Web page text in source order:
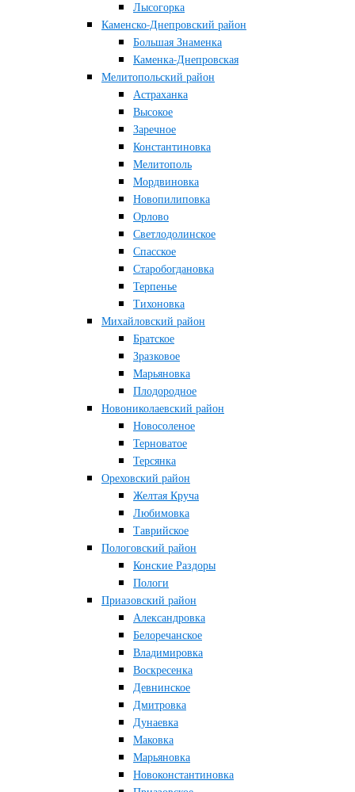
Лысогорка
Каменско-Днепровский район
Большая Знаменка
Каменка-Днепровская
Мелитопольский район
Астраханка
Высокое
Заречное
Константиновка
Мелитополь
Мордвиновка
Новопилиповка
Орлово
Светлодолинское
Спасское
Старобогдановка
Терпенье
Тихоновка
Михайловский район
Братское
Зразковое
Марьяновка
Плодородное
Новониколаевский район
Новосоленое
Терноватое
Терсянка
Ореховский район
Желтая Круча
Любимовка
Таврийское
Пологовский район
Конские Раздоры
Пологи
Приазовский район
Александровка
Белоречанское
Владимировка
Воскресенка
Девнинское
Дмитровка
Дунаевка
Маковка
Марьяновка
Новоконстантиновка